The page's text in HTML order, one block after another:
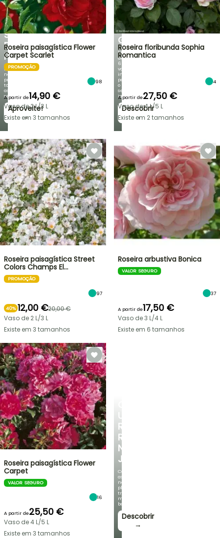
UM
RECANTO
REFRESCANTE
NO
JARDIM
Com
as
nossas
plantas
trepadeiras
mais
bonitas!
Descobrir
→
DESCONTO
NUMA
SELEÇÃO
DE
PLANTAS!
Descubra
novas
promoções
todas
as
semanas
Aproveite!
→
NOVIDADES
DA
IRIS
GERMANICA
Mais
de
60
variedades
inéditas
para
o
seu
jardim!
Descobrir
→
Roseira paisagística Flower
Carpet Scarlet
PROMOÇÃO
98
A partir de14,90 €
Vaso de 2 L/3 L
Existe em 3 tamanhos
Roseira floribunda Sophia
Romantica
4
A partir de27,50 €
Vaso de 4 L/5 L
Existe em 2 tamanhos
Roseira paisagística Street
Colors Champs El…
PROMOÇÃO
97
40% 12,00 €20,00 €
Vaso de 2 L/3 L
Existe em 3 tamanhos
Roseira arbustiva Bonica
VALOR SEGURO
37
A partir de17,50 €
Vaso de 3 L/4 L
Existe em 6 tamanhos
Roseira paisagística Flower
Carpet
VALOR SEGURO
16
A partir de25,50 €
Vaso de 4 L/5 L
Existe em 3 tamanhos